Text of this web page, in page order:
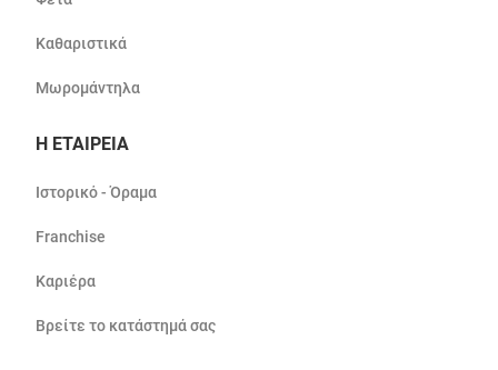
Καθαριστικά
Μωρομάντηλα
Η ΕΤΑΙΡΕΙΑ
Ιστορικό - Όραμα
Franchise
Καριέρα
Βρείτε το κατάστημά σας